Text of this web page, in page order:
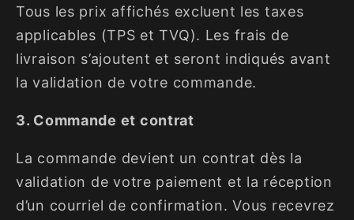
Tous les prix affichés excluent les taxes
applicables (TPS et TVQ). Les frais de
livraison s’ajoutent et seront indiqués avant
la validation de votre commande.
3. Commande et contrat
La commande devient un contrat dès la
validation de votre paiement et la réception
d’un courriel de confirmation. Vous recevrez